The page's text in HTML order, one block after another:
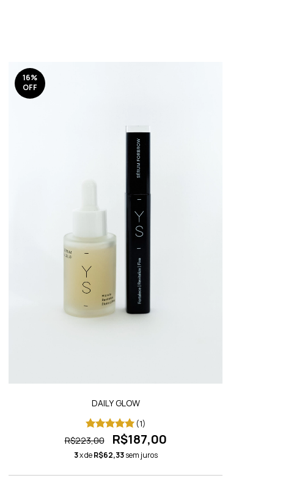
16%
OFF
DAILY GLOW
(1)
R$223,00 R$187,00
3x deR$62,33 sem juros